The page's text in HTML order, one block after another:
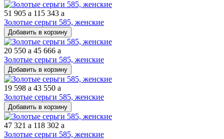
51 905 a 115 343 a
Золотые серьги 585, женские
Добавить в корзину
20 550 a 45 666 a
Золотые серьги 585, женские
Добавить в корзину
19 598 a 43 550 a
Золотые серьги 585, женские
Добавить в корзину
47 321 a 118 302 a
Золотые серьги 585, женские